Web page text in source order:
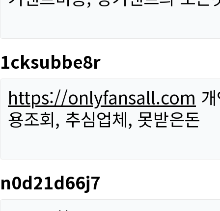
1cksubbe8r
https://onlyfansall.com
용조회, 추심업체, 못받은돈
n0d21d66j7